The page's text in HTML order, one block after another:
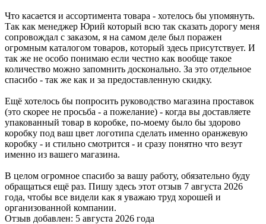
Что касается и ассортимента товара - хотелось бы упомянуть.
Так как менеджер Юрий который всю так сказать дорогу меня
сопровождал с заказом, я на самом деле был поражен
огромным каталогом товаров, который здесь присутствует. И
так же не особо понимаю если честно как вообще такое
количество можно запомнить досконально. За это отдельное
спасибо - так же как и за предоставленную скидку.
Ещё хотелось бы попросить руководство магазина проставок
(это скорее не просьба - а пожелание) - когда вы доставляете
упакованный товар в коробке, по-моему было бы здорово
коробку под ваш цвет логотипа сделать именно оранжевую
коробку - и стильно смотрится - и сразу понятно что везут
именно из вашего магазина.
В целом огромное спасибо за вашу работу, обязательно буду
обращаться ещё раз. Пишу здесь этот отзыв 7 августа 2026
года, чтобы все видели как я уважаю труд хорошей и
организованной компании.
Отзыв добавлен: 5 августа 2026 года